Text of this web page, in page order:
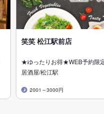
笑笑 松江駅前店
★ゆったりお得★WEB予約限
居酒屋/松江駅
2001～3000円